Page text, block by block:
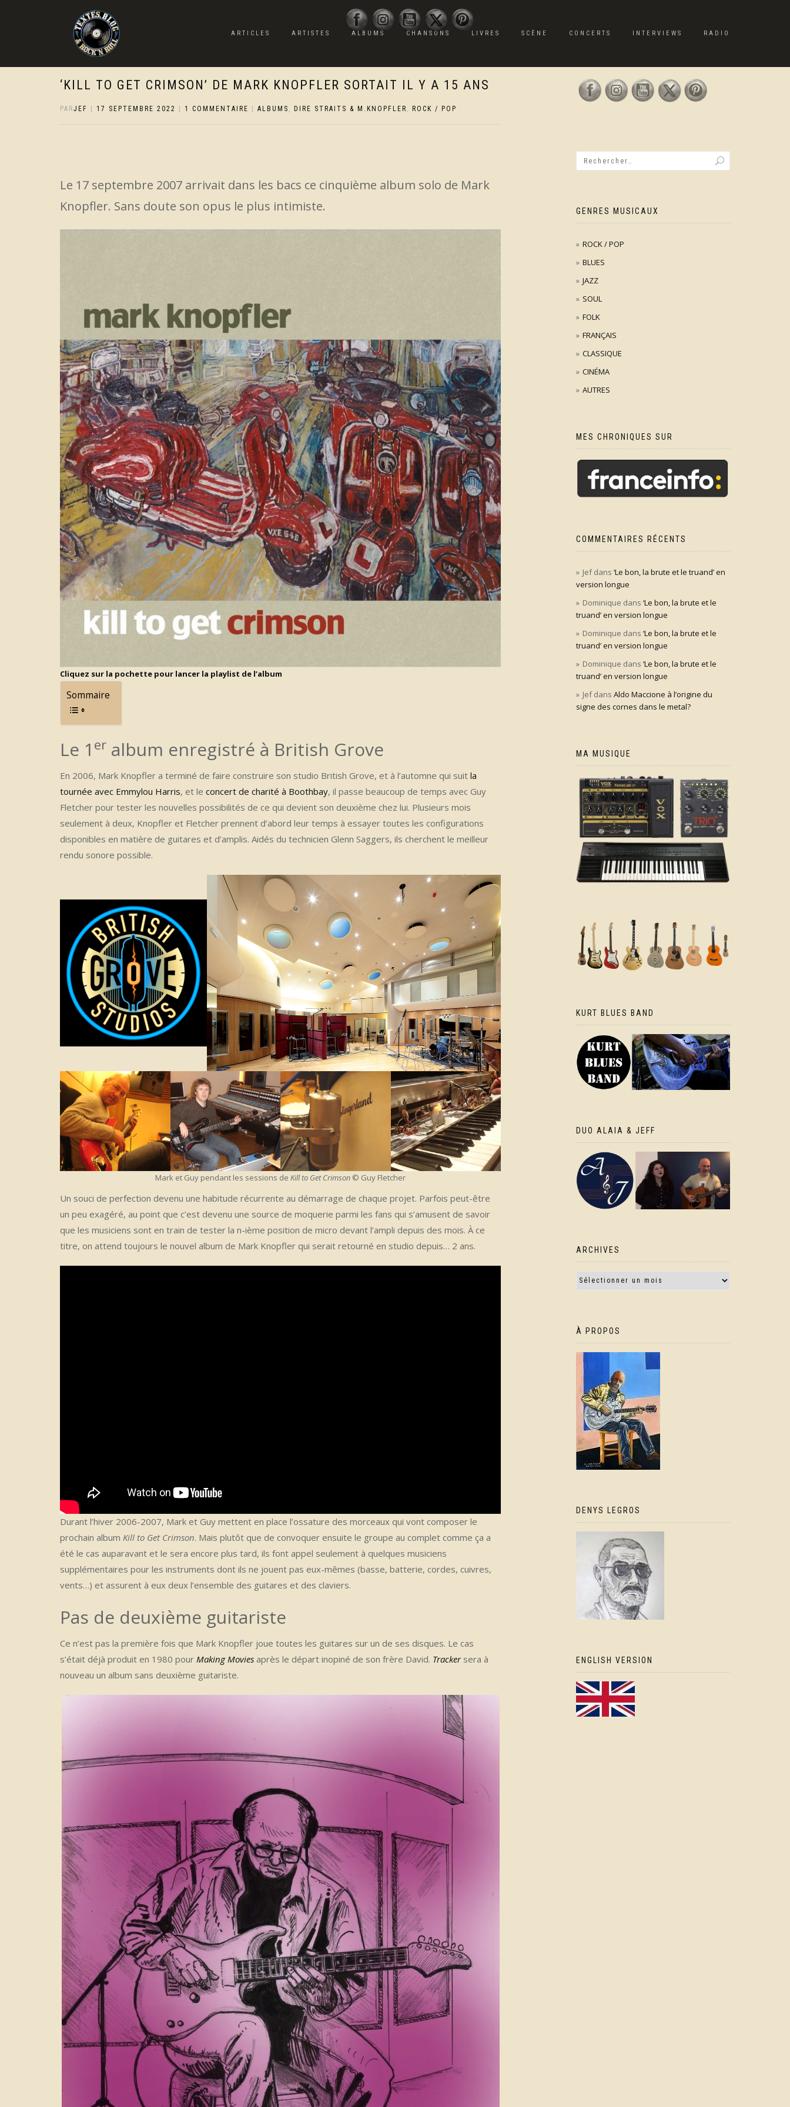
ARTICLES ARTISTES ALBUMS CHANSONS LIVRES SCÈNE CONCERTS INTERVIEWS RADIO
‘KILL TO GET CRIMSON’ DE MARK KNOPFLER SORTAIT IL Y A 15 ANS
PARJEF 17 SEPTEMBRE 2022 1 COMMENTAIRE ALBUMS , DIRE STRAITS & M.KNOPFLER , ROCK / POP
Le 17 septembre 2007 arrivait dans les bacs ce cinquième album solo de Mark
Knopfler. Sans doute son opus le plus intimiste.
Cliquez sur la pochette pour lancer la playlist de l’album
Sommaire
Le 1 er album enregistré à British Grove
En 2006, Mark Knopfler a terminé de faire construire son studio British Grove, et à l’automne qui suit la
tournée avec Emmylou Harris, et le concert de charité à Boothbay, il passe beaucoup de temps avec Guy
Fletcher pour tester les nouvelles possibilités de ce qui devient son deuxième chez lui. Plusieurs mois
seulement à deux, Knopfler et Fletcher prennent d’abord leur temps à essayer toutes les configurations
disponibles en matière de guitares et d’amplis. Aidés du technicien Glenn Saggers, ils cherchent le meilleur
rendu sonore possible.
Mark et Guy pendant les sessions de Kill to Get Crimson © Guy Fletcher
Un souci de perfection devenu une habitude récurrente au démarrage de chaque projet. Parfois peut-être
un peu exagéré, au point que c’est devenu une source de moquerie parmi les fans qui s’amusent de savoir
que les musiciens sont en train de tester la n-ième position de micro devant l’ampli depuis des mois. À ce
titre, on attend toujours le nouvel album de Mark Knopfler qui serait retourné en studio depuis… 2 ans.
Durant l’hiver 2006-2007, Mark et Guy mettent en place l’ossature des morceaux qui vont composer le
prochain album Kill to Get Crimson. Mais plutôt que de convoquer ensuite le groupe au complet comme ça a
été le cas auparavant et le sera encore plus tard, ils font appel seulement à quelques musiciens
supplémentaires pour les instruments dont ils ne jouent pas eux-mêmes (basse, batterie, cordes, cuivres,
vents…) et assurent à eux deux l’ensemble des guitares et des claviers.
Pas de deuxième guitariste
Ce n’est pas la première fois que Mark Knopfler joue toutes les guitares sur un de ses disques. Le cas
s’était déjà produit en 1980 pour Making Movies après le départ inopiné de son frère David. Tracker sera à
nouveau un album sans deuxième guitariste.
GENRES MUSICAUX
ROCK / POP
BLUES
JAZZ
SOUL
FOLK
FRANÇAIS
CLASSIQUE
CINÉMA
AUTRES
MES CHRONIQUES SUR
COMMENTAIRES RÉCENTS
Jefdans ‘Le bon, la brute et le truand’ en
version longue
Dominique dans ‘Le bon, la brute et le
truand’ en version longue
Dominique dans ‘Le bon, la brute et le
truand’ en version longue
Dominique dans ‘Le bon, la brute et le
truand’ en version longue
Jefdans Aldo Maccione à l’origine du
signe des cornes dans le metal?
MA MUSIQUE
KURT BLUES BAND
DUO ALAIA & JEFF
ARCHIVES
À PROPOS
DENYS LEGROS
ENGLISH VERSION